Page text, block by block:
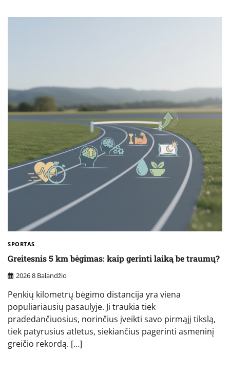
SPORTAS
Greitesnis 5 km bėgimas: kaip gerinti laiką be traumų?
2026 8 Balandžio
Penkių kilometrų bėgimo distancija yra viena
populiariausių pasaulyje. Ji traukia tiek
pradedančiuosius, norinčius įveikti savo pirmąjį tikslą,
tiek patyrusius atletus, siekiančius pagerinti asmeninį
greičio rekordą. […]